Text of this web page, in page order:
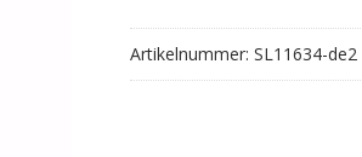
Artikelnummer: SL11634-de2